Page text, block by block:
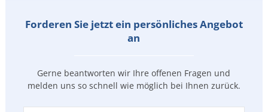
Forderen Sie jetzt ein persönliches Angebot
an
Gerne beantworten wir Ihre offenen Fragen und
melden uns so schnell wie möglich bei Ihnen zurück.